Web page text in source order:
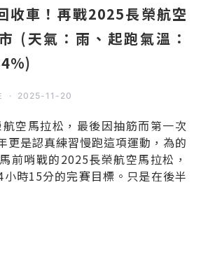
收車！再戰2025長榮航空
(天氣：雨、起跑氣溫：
2025-11-20
空馬拉松，最後因抽筋而第一次
更是認真練習慢跑這項運動，為的
前哨戰的2025長榮航空馬拉松，
時15分的完賽目標。只是在後半